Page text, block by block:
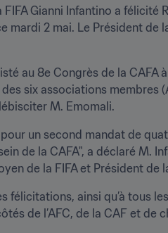
FIFA Gianni Infantino a
mardi 2 mai. Le Président
au 8e Congrès de la
six associations membres
M. Emomali.
un second mandat de
de la CAFA", a déclaré M.
de la FIFA et Président
félicitations, ainsi qu’à tous
de l’AFC, de la CAF et de